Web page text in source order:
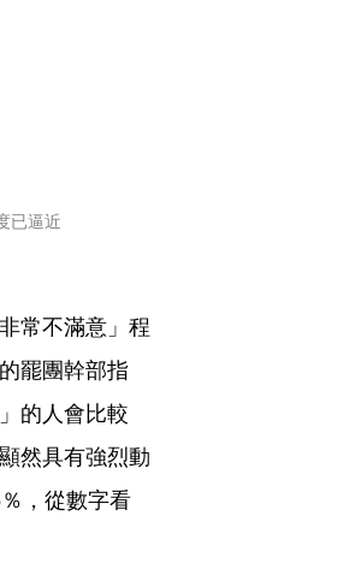
已逼近
常不滿意」程
罷團幹部指
的人會比較
然具有強烈動
，從數字看